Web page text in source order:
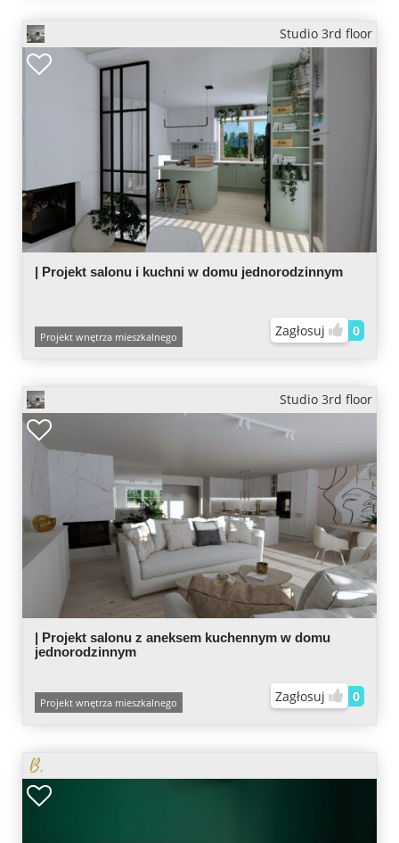
Studio 3rd floor
| Projekt salonu i kuchni w domu jednorodzinnym
Projekt wnętrza mieszkalnego Zagłosuj 0
Studio 3rd floor
| Projekt salonu z aneksem kuchennym w domu
jednorodzinnym
Projekt wnętrza mieszkalnego Zagłosuj 0